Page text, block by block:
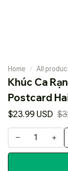
Home All
Khúc Ca
Postcard
$23.99 USD